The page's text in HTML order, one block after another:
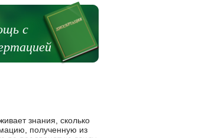
с
знания, сколько
полученную из